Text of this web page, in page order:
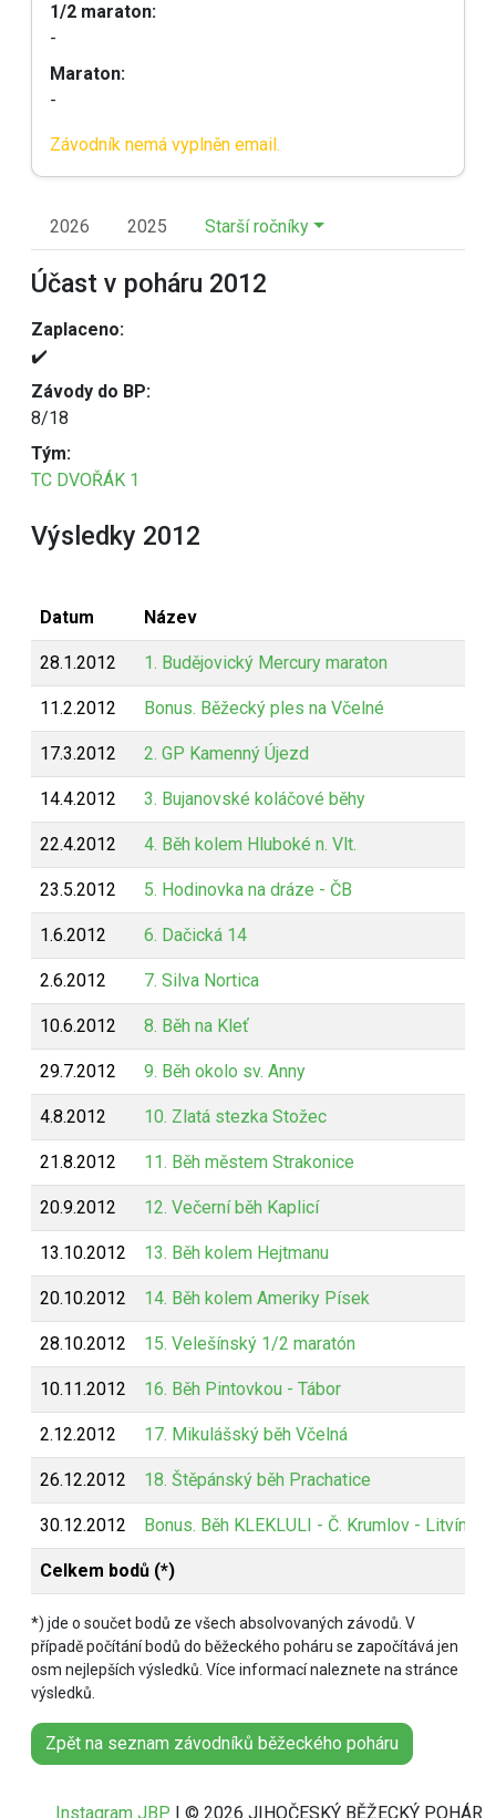
1/2 maraton:
-
Maraton:
-
Závodník nemá vyplněn email.
2026 2025 Starší ročníky
Účast v poháru 2012
Zaplaceno:
✔️
Závody do BP:
8/18
Tým:
TC DVOŘÁK 1
Výsledky 2012
Datum Název
28.1.2012 1. Budějovický Mercury maraton
11.2.2012 Bonus. Běžecký ples na Včelné
17.3.2012 2. GP Kamenný Újezd
14.4.2012 3. Bujanovské koláčové běhy
22.4.2012 4. Běh kolem Hluboké n. Vlt.
23.5.2012 5. Hodinovka na dráze - ČB
1.6.2012 6. Dačická 14
2.6.2012 7. Silva Nortica
10.6.2012 8. Běh na Kleť
29.7.2012 9. Běh okolo sv. Anny
4.8.2012 10. Zlatá stezka Stožec
21.8.2012 11. Běh městem Strakonice
20.9.2012 12. Večerní běh Kaplicí
13.10.2012 13. Běh kolem Hejtmanu
20.10.2012 14. Běh kolem Ameriky Písek
28.10.2012 15. Velešínský 1/2 maratón
10.11.2012 16. Běh Pintovkou - Tábor
2.12.2012 17. Mikulášský běh Včelná
26.12.2012 18. Štěpánský běh Prachatice
30.12.2012 Bonus. Běh KLEKLULI - Č. Krumlov -
Celkem bodů (*)
*) jde o součet bodů ze všech absolvovaných závodů. V
případě počítání bodů do běžeckého poháru se započítává jen
osm nejlepších výsledků. Více informací naleznete na stránce
výsledků.
Zpět na seznam závodníků běžeckého poháru
Instagram JBP | © 2026 JIHOČESKÝ BĚŽECKÝ POHÁR